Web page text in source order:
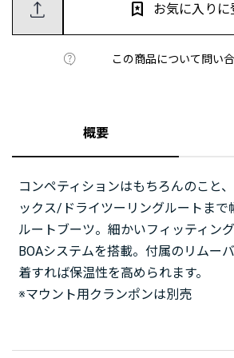
この商品について問い
お気に入りに
概要
コンペティションはもちろんのこと
ックス/ドライツーリングルートまで
ルートブーツ。細かいフィッティン
BOAシステムを搭載。付属のリムー
着すれば保温性を高められます。
※マウント用クランポンは別売